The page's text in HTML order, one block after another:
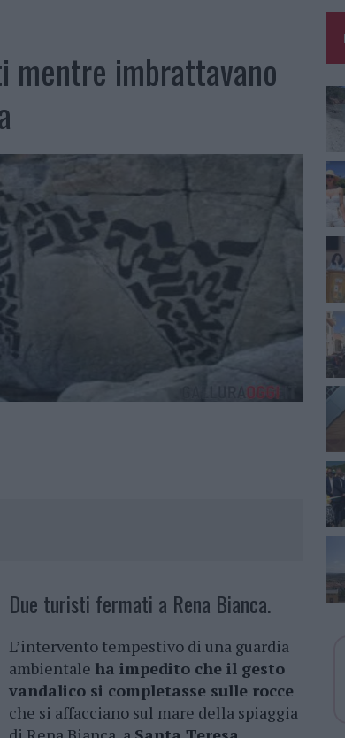
LA SOLUZIONE IDEALE PER LA CASA E L’UFFICIO
mentre imbrattavano
Due turisti fermati a Rena Bianca.
L’intervento tempestivo di una guardia
ambientale ha impedito che il gesto
vandalico si completasse sulle rocce
che si affacciano sul mare della spiaggia